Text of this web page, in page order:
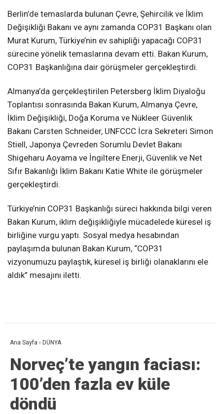
Berlin’de temaslarda bulunan Çevre, Şehircilik ve İklim
Değişikliği Bakanı ve aynı zamanda COP31 Başkanı olan
Murat Kurum, Türkiye’nin ev sahipliği yapacağı COP31
sürecine yönelik temaslarına devam etti. Bakan Kurum,
COP31 Başkanlığına dair görüşmeler gerçekleştirdi.
Almanya’da gerçekleştirilen Petersberg İklim Diyaloğu
Toplantısı sonrasında Bakan Kurum, Almanya Çevre,
İklim Değişikliği, Doğa Koruma ve Nükleer Güvenlik
Bakanı Carsten Schneider, UNFCCC İcra Sekreteri Simon
Stiell, Japonya Çevreden Sorumlu Devlet Bakanı
Shigeharu Aoyama ve İngiltere Enerji, Güvenlik ve Net
Sıfır Bakanlığı İklim Bakanı Katie White ile görüşmeler
gerçekleştirdi.
Türkiye’nin COP31 Başkanlığı süreci hakkında bilgi veren
Bakan Kurum, iklim değişikliğiyle mücadelede küresel iş
birliğine vurgu yaptı. Sosyal medya hesabından
paylaşımda bulunan Bakan Kurum, “COP31
vizyonumuzu paylaştık, küresel iş birliği olanaklarını ele
aldık” mesajını iletti.
Ana Sayfa › DÜNYA
Norveç’te yangın faciası:
100’den fazla ev küle
döndü